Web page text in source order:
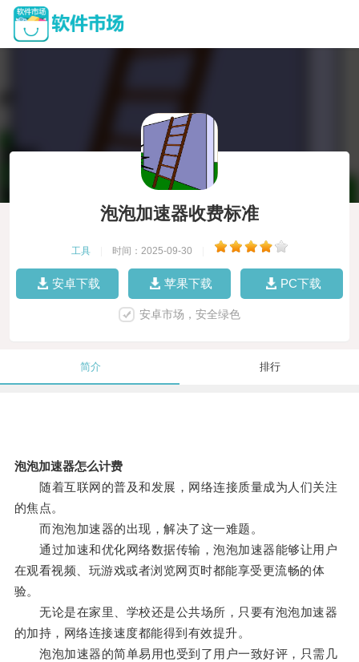
泡泡加速器收费标准
工具 时间：2025-09-30
安卓下载 苹果下载 PC下载
安卓市场，安全绿色
简介 排行
泡泡加速器怎么计费
随着互联网的普及和发展，网络连接质量成为人们关注
的焦点。
而泡泡加速器的出现，解决了这一难题。
通过加速和优化网络数据传输，泡泡加速器能够让用户
在观看视频、玩游戏或者浏览网页时都能享受更流畅的体
验。
无论是在家里、学校还是公共场所，只要有泡泡加速器
的加持，网络连接速度都能得到有效提升。
泡泡加速器的简单易用也受到了用户一致好评，只需几